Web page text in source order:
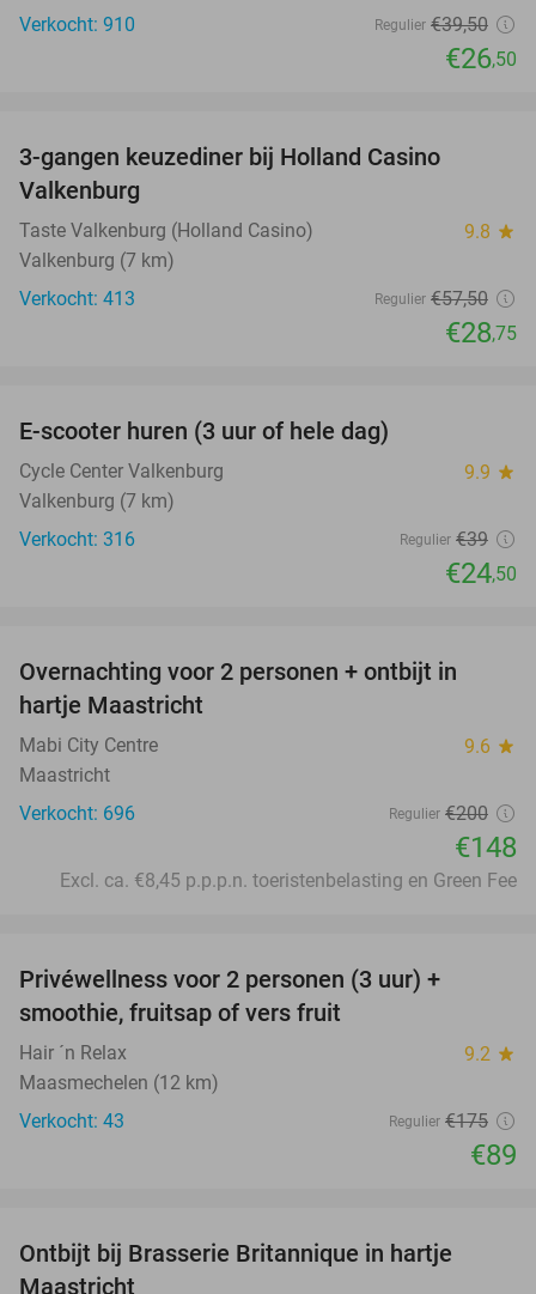
Verkocht: 910
Regulier €39,50
€26,50
3-gangen keuzediner bij Holland Casino
Valkenburg
Taste Valkenburg (Holland Casino) 9.8 star
Valkenburg (7 km)
Verkocht: 413
Regulier €57,50
€28,75
E-scooter huren (3 uur of hele dag)
Cycle Center Valkenburg 9.9 star
Valkenburg (7 km)
Verkocht: 316
Regulier €39
€24,50
Overnachting voor 2 personen + ontbijt in
hartje Maastricht
Mabi City Centre 9.6 star
Maastricht
Verkocht: 696
Regulier €200
€148
Excl. ca. €8,45 p.p.p.n. toeristenbelasting en Green Fee
Privéwellness voor 2 personen (3 uur) +
smoothie, fruitsap of vers fruit
Hair ´n Relax 9.2 star
Maasmechelen (12 km)
Verkocht: 43
Regulier €175
€89
Ontbijt bij Brasserie Britannique in hartje
Maastricht